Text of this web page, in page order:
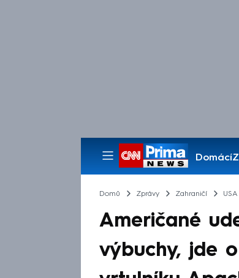
Domácí
Pořady
Domů Zprávy Zahraničí USA
Američané
výbuchy, jde